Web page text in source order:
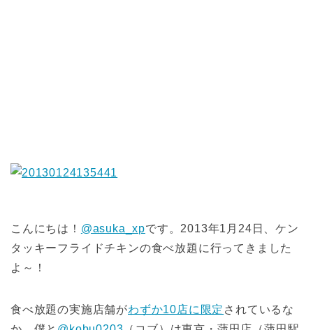
こんにちは！ @asuka_xpです。2013年1月24日、ケン
タッキーフライドチキンの食べ放題に行ってきました
よ～！
食べ放題の実施店舗がわずか10店に限定 されているな